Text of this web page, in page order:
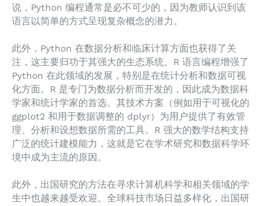
说，Python 编程通常是必不可少的，因为教师认识到该
语言以简单的方式呈现复杂概念的潜力。
此外，Python 在数据分析和临床计算方面也获得了关
注，这主要归功于其强大的生态系统。R 语言编程增强了
Python 在此领域的发展，特别是在统计分析和数据可视
化方面。R 是专门为数据分析而开发的，因此成为数据科
学家和统计学家的首选。其技术方案（例如用于可视化的
ggplot2 和用于数据调整的 dplyr）为用户提供了有效管
理、分析和设想数据所需的工具。R 强大的数学结构支持
广泛的统计建模能力，这就是它在学术研究和数据科学环
境中成为主流的原因。
此外，出国研究的方法在寻求计算机科学和相关领域的学
生中也越来越受欢迎。全球科技市场日益多样化，出国研